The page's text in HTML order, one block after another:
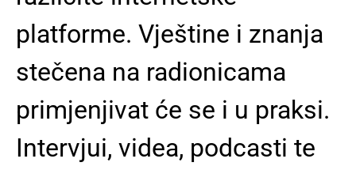
platforme. Vještine i znanja
stečena na radionicama
primjenjivat će se i u praksi.
Intervjui, videa, podcasti te